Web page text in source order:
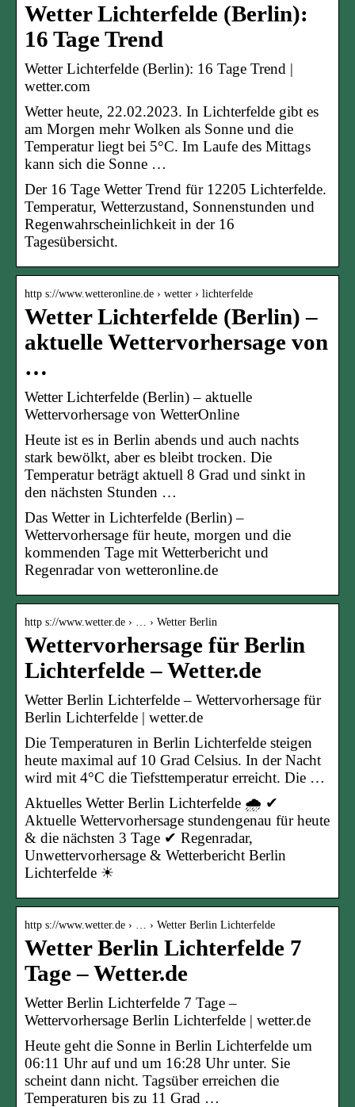
Wetter Lichterfelde (Berlin):
16 Tage Trend
Wetter Lichterfelde (Berlin): 16 Tage Trend |
wetter.com
Wetter heute, 22.02.2023. In Lichterfelde gibt es
am Morgen mehr Wolken als Sonne und die
Temperatur liegt bei 5°C. Im Laufe des Mittags
kann sich die Sonne …
Der 16 Tage Wetter Trend für 12205 Lichterfelde.
Temperatur, Wetterzustand, Sonnenstunden und
Regenwahrscheinlichkeit in der 16
Tagesübersicht.
http s://www.wetteronline.de › wetter › lichterfelde
Wetter Lichterfelde (Berlin) –
aktuelle Wettervorhersage von
…
Wetter Lichterfelde (Berlin) – aktuelle
Wettervorhersage von WetterOnline
Heute ist es in Berlin abends und auch nachts
stark bewölkt, aber es bleibt trocken. Die
Temperatur beträgt aktuell 8 Grad und sinkt in
den nächsten Stunden …
Das Wetter in Lichterfelde (Berlin) –
Wettervorhersage für heute, morgen und die
kommenden Tage mit Wetterbericht und
Regenradar von wetteronline.de
http s://www.wetter.de › … › Wetter Berlin
Wettervorhersage für Berlin
Lichterfelde – Wetter.de
Wetter Berlin Lichterfelde – Wettervorhersage für
Berlin Lichterfelde | wetter.de
Die Temperaturen in Berlin Lichterfelde steigen
heute maximal auf 10 Grad Celsius. In der Nacht
wird mit 4°C die Tiefsttemperatur erreicht. Die …
Aktuelles Wetter Berlin Lichterfelde 🌧️ ✔
Aktuelle Wettervorhersage stundengenau für heute
& die nächsten 3 Tage ✔ Regenradar,
Unwettervorhersage & Wetterbericht Berlin
Lichterfelde ☀
http s://www.wetter.de › … › Wetter Berlin Lichterfelde
Wetter Berlin Lichterfelde 7
Tage – Wetter.de
Wetter Berlin Lichterfelde 7 Tage –
Wettervorhersage Berlin Lichterfelde | wetter.de
Heute geht die Sonne in Berlin Lichterfelde um
06:11 Uhr auf und um 16:28 Uhr unter. Sie
scheint dann nicht. Tagsüber erreichen die
Temperaturen bis zu 11 Grad …